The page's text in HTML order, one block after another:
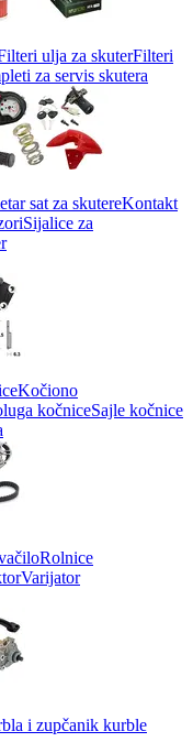
ulja za skuterFilteri
za servis skutera
sat za skutereKontakt
Sijalice za
Kočiono
kočniceSajle kočnice
Rolnice
Varijator
i zupčanik kurble